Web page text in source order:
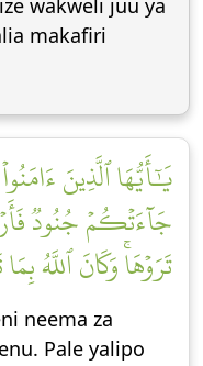
wakweli juu ya
makafiri
يَٰٓأَيُّهَا ٱلَّذِينَ
جَآءَتۡكُمۡ جُنُودٞ
تَرَوۡهَاۚ وَكَانَ ٱللَّهُ
neema za
Pale yalipo